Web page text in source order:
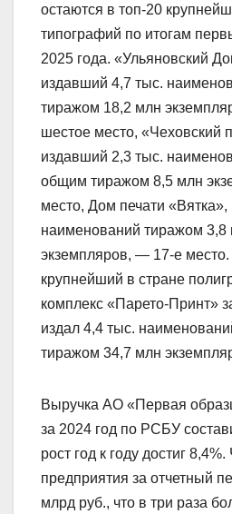
остаются в топ-20
типографий по итогам
2025 года. «Ульяновский
издавший 4,7 тыс.
тиражом 18,2 млн
шестое место, «Чеховский
издавший 2,3 тыс.
общим тиражом 8,5 млн
место, Дом печати
наименований тиражом 3,8
экземпляров, — 17-е
крупнейший в стране
комплекс «Парето-Принт»
издал 4,4 тыс.
тиражом 34,7 млн
Выручка АО «Первая
за 2024 год по РСБУ
рост год к году достиг
предприятия за отчетный
млрд руб., что в три раза